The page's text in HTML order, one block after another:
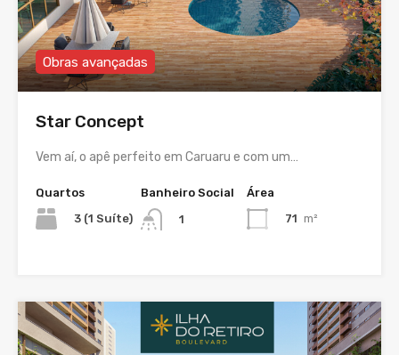
Obras avançadas
Star Concept
Vem aí, o apê perfeito em Caruaru e com um…
Quartos
3 (1 Suíte)
Banheiro Social
1
Área
71 m²